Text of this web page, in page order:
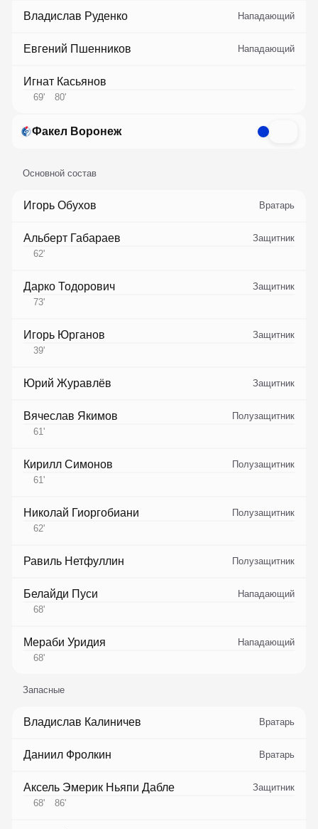
Владислав Руденко Нападающий
Евгений Пшенников Нападающий
Игнат Касьянов
69' 80'
Факел Воронеж
Основной состав
Игорь Обухов Вратарь
Альберт Габараев
Защитник
62'
Дарко Тодорович
Защитник
73'
Игорь Юрганов
Защитник
39'
Юрий Журавлёв Защитник
Вячеслав Якимов
Полузащитник
61'
Кирилл Симонов
Полузащитник
61'
Николай Гиоргобиани
Полузащитник
62'
Равиль Нетфуллин Полузащитник
Белайди Пуси
Нападающий
68'
Мераби Уридия
Нападающий
68'
Запасные
Владислав Калиничев Вратарь
Даниил Фролкин Вратарь
Аксель Эмерик Ньяпи Дабле
Защитник
68' 86'